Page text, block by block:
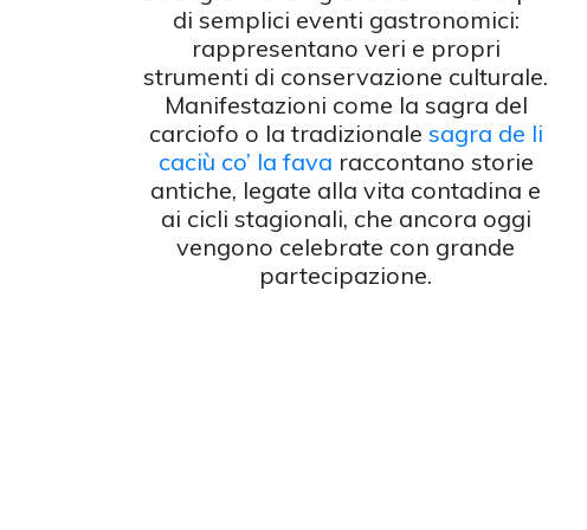
di semplici eventi gastronomici:
rappresentano veri e propri
strumenti di conservazione culturale.
Manifestazioni come la sagra del
carciofo o la tradizionale sagra de li
caciù co’ la fava raccontano storie
antiche, legate alla vita contadina e
ai cicli stagionali, che ancora oggi
vengono celebrate con grande
partecipazione.